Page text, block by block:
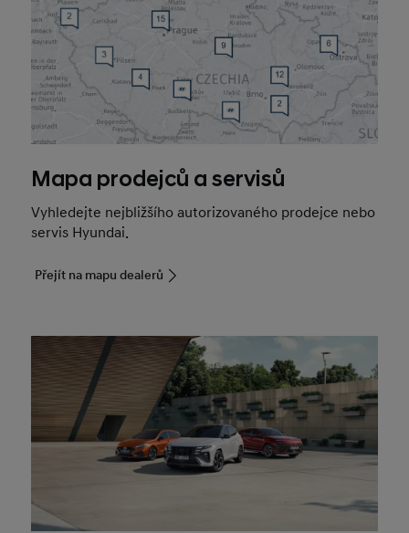
Mapa prodejců a servisů
Vyhledejte nejbližšího autorizovaného prodejce nebo
servis Hyundai.
Přejít na mapu dealerů